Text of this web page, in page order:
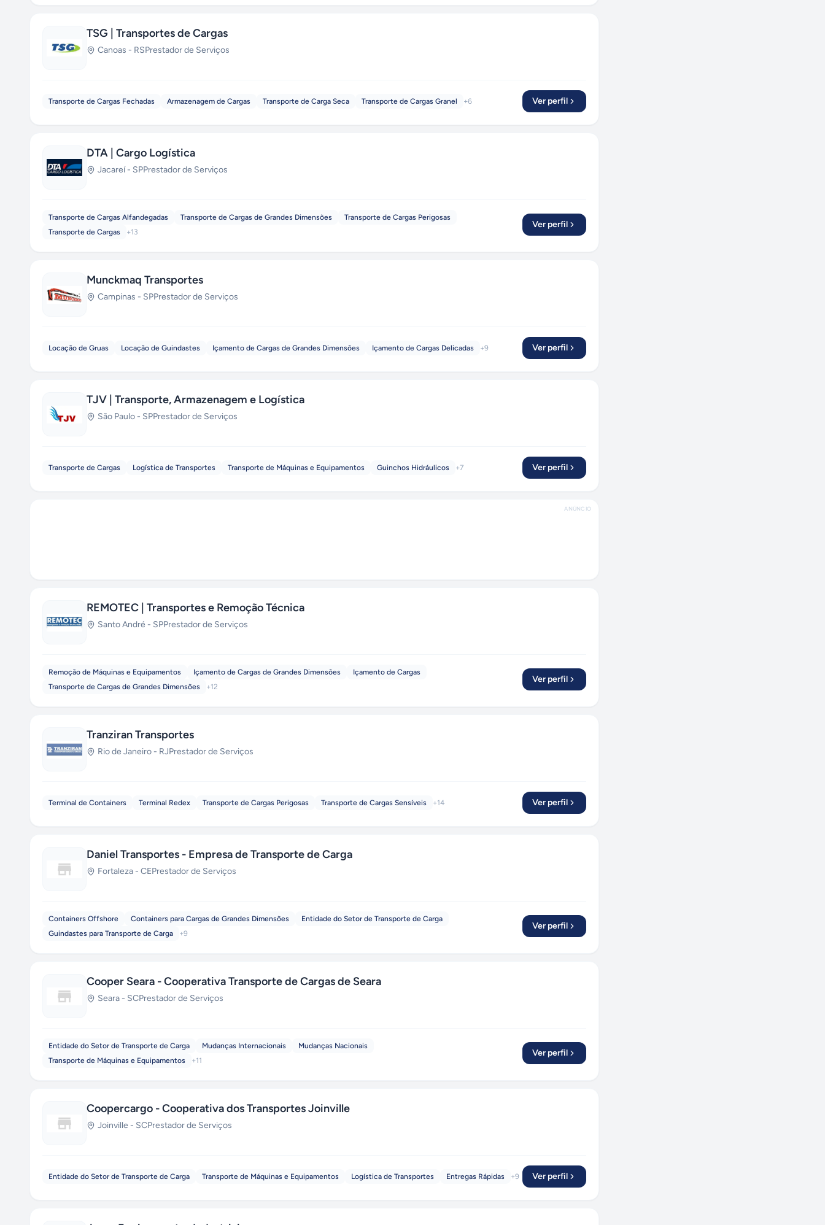
TSG | Transportes de Cargas
Canoas - RSPrestador de Serviços
Transporte de Cargas Fechadas Armazenagem de Cargas Transporte de Carga Seca Transporte de Cargas Granel +6 Ver perfil
DTA | Cargo Logística
Jacareí- SPPrestador de Serviços
Transporte de Cargas Alfandegadas Transporte de Cargas de Grandes Dimensões
Transporte de Cargas Perigosas
Transporte de Cargas
+13
Ver perfil
Munckmaq Transportes
Campinas - SPPrestador de Serviços
Locação de Gruas Locação de Guindastes Içamento de Cargas de Grandes Dimensões Içamento de Cargas Delicadas +9 Ver perfil
TJV | Transporte, Armazenagem e Logística
São Paulo - SPPrestador de Serviços
Transporte de Cargas Logística de Transportes Transporte de Máquinas e Equipamentos Guinchos Hidráulicos +7 Ver perfil
ANÚNCIO
REMOTEC | Transportes e Remoção Técnica
Santo André - SPPrestador de Serviços
Remoção de Máquinas e Equipamentos Içamento de Cargas de Grandes Dimensões
Içamento de Cargas
Transporte de Cargas de Grandes Dimensões
+12
Ver perfil
Tranziran Transportes
Rio de Janeiro - RJPrestador de Serviços
Terminal de Containers Terminal Redex Transporte de Cargas Perigosas Transporte de Cargas Sensíveis +14 Ver perfil
Daniel Transportes - Empresa de Transporte de Carga
Fortaleza - CEPrestador de Serviços
Containers Offshore Containers para Cargas de Grandes Dimensões
Entidade do Setor de Transporte de Carga
Guindastes para Transporte de Carga
+9
Ver perfil
Cooper Seara - Cooperativa Transporte de Cargas de Seara
Seara - SCPrestador de Serviços
Entidade do Setor de Transporte de Carga Mudanças Internacionais
Mudanças Nacionais
Transporte de Máquinas e Equipamentos
+11
Ver perfil
Coopercargo - Cooperativa dos Transportes Joinville
Joinville - SCPrestador de Serviços
Entidade do Setor de Transporte de Carga Transporte de Máquinas e Equipamentos Logística de Transportes Entregas Rápidas +9 Ver perfil